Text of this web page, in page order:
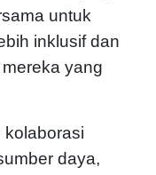
untuk
inklusif dan
yang
kolaborasi
daya,